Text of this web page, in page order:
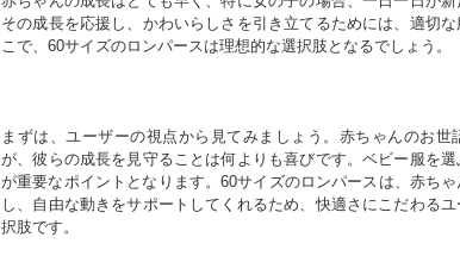
その成長を応援し、かわいらしさを引き立てるためには、適切
こで、60サイズのロンパースは理想的な選択肢となるでしょう。
まずは、ユーザーの視点から見てみましょう。赤ちゃんのお世
が、彼らの成長を見守ることは何よりも喜びです。ベビー服を
が重要なポイントとなります。60サイズのロンパースは、赤ち
し、自由な動きをサポートしてくれるため、快適さにこだわる
択肢です。